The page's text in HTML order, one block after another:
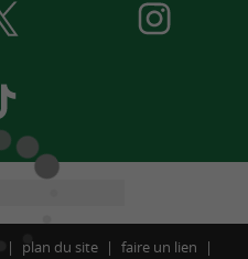
plan du site
faire un lien